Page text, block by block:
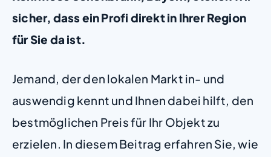
sicher, dass ein Profi direkt in Ihrer Region
für Sie da ist.
Jemand, der den lokalen Markt in- und
auswendig kennt und Ihnen dabei hilft, den
bestmöglichen Preis für Ihr Objekt zu
erzielen. In diesem Beitrag erfahren Sie, wie